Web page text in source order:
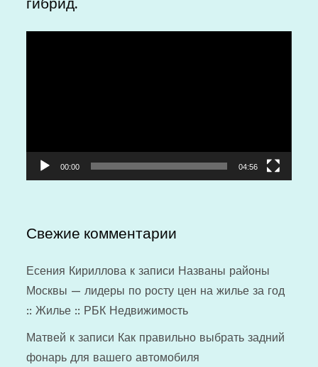
00:00 04:56
Свежие комментарии
Есения Кириллова к записи Названы районы
Москвы — лидеры по росту цен на жилье за год
:: Жилье :: РБК Недвижимость
Матвей к записи Как правильно выбрать задний
фонарь для вашего автомобиля